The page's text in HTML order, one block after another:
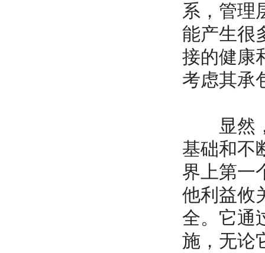
系，管理
能产生很
接的健康
考虑其承
显然，
基础和不
界上第一
他利益攸
全。它通
施，无论